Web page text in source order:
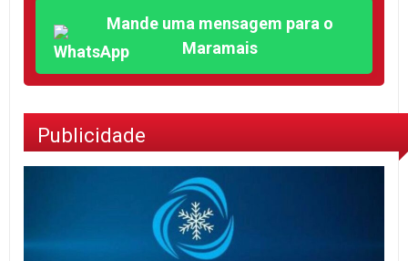
Mande uma mensagem para o
Maramais
Publicidade